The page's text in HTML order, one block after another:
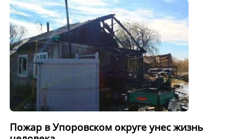
Пожар в Упоровском округе унес жизнь